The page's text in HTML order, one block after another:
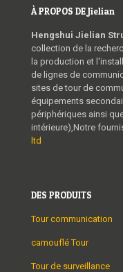
À PROPOS DE Jielian
Hengshui Jielian
collection de la
la production et
de lignes de
sites de tour de
équipements
périphériques ainsi
intérieure),Notre
ltd
DES PRODUITS
Tour communication
camouflé Tour
Tour de surveillance